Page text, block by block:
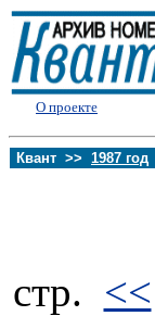
О проекте
Квант >> 1987 год
стp. <<